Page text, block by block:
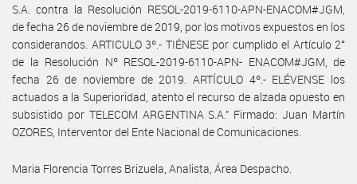
S.A. contra la Resolución RESOL-2019-6110-APN-ENACOM#JGM,
de fecha 26 de noviembre de 2019, por los motivos expuestos en los
considerandos. ARTICULO 3º.- TIÉNESE por cumplido el Artículo 2°
de la Resolución Nº RESOL-2019-6110-APN- ENACOM#JGM, de
fecha 26 de noviembre de 2019. ARTÍCULO 4º.- ELÉVENSE los
actuados a la Superioridad, atento el recurso de alzada opuesto en
subsistido por TELECOM ARGENTINA S.A.” Firmado: Juan Martín
OZORES, Interventor del Ente Nacional de Comunicaciones.
Maria Florencia Torres Brizuela, Analista, Área Despacho.